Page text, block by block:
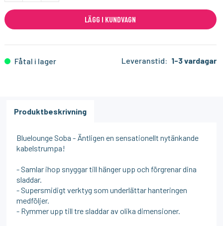
LÄGG I KUNDVAGN
Fåtal i lager Leveranstid: 1-3 vardagar
Produktbeskrivning
Bluelounge Soba - Äntligen en sensationellt nytänkande
kabelstrumpa!
- Samlar ihop snyggar till hänger upp och förgrenar dina
sladdar.
- Supersmidigt verktyg som underlättar hanteringen
medföljer.
- Rymmer upp till tre sladdar av olika dimensioner.